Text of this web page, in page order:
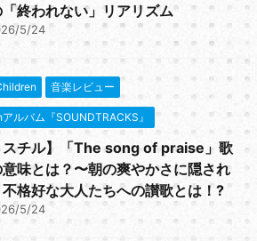
終われない」リアリズム
5/24
音楽レビュー
ルバム『SOUNDTRACKS』
スチル】「The song of praise」歌
味とは？〜朝の爽やかさに隠され
不格好な大人たちへの讃歌とは！?
5/24